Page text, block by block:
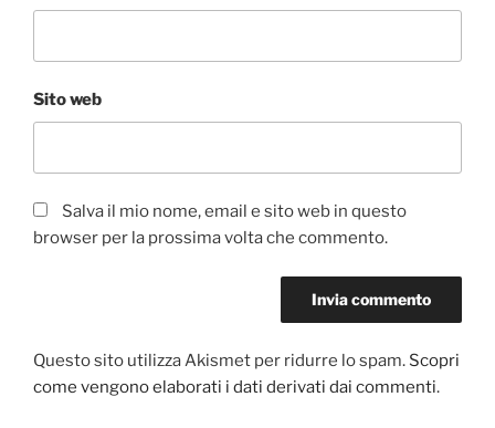
Sito web
Salva il mio nome, email e sito web in questo
browser per la prossima volta che commento.
Questo sito utilizza Akismet per ridurre lo spam. Scopri
come vengono elaborati i dati derivati dai commenti.